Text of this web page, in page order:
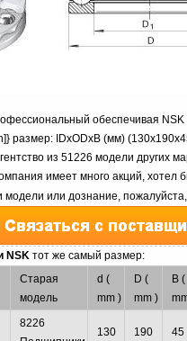
обеспечивая
размер: IDxODxB (мм)
из 51226 модели других
имеет много акций,
или дознание,
NSKтот же самый размер:
Старая
модель
d (
mm )
D (
mm )
B (
8226
130 190 45